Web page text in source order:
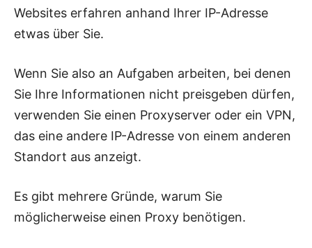
Websites erfahren anhand Ihrer IP-Adresse
etwas über Sie.
Wenn Sie also an Aufgaben arbeiten, bei denen
Sie Ihre Informationen nicht preisgeben dürfen,
verwenden Sie einen Proxyserver oder ein VPN,
das eine andere IP-Adresse von einem anderen
Standort aus anzeigt.
Es gibt mehrere Gründe, warum Sie
möglicherweise einen Proxy benötigen.